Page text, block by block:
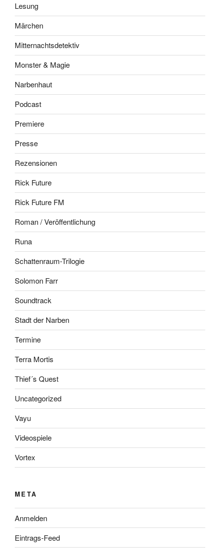
Lesung
Märchen
Mitternachtsdetektiv
Monster & Magie
Narbenhaut
Podcast
Premiere
Presse
Rezensionen
Rick Future
Rick Future FM
Roman / Veröffentlichung
Runa
Schattenraum-Trilogie
Solomon Farr
Soundtrack
Stadt der Narben
Termine
Terra Mortis
Thief´s Quest
Uncategorized
Vayu
Videospiele
Vortex
META
Anmelden
Eintrags-Feed